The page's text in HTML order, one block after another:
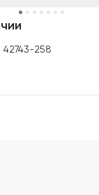
42743-258